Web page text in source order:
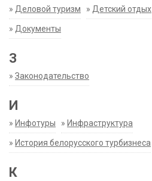
» Деловой туризм » Детский отдых
» Документы
З
» Законодательство
И
» Инфотуры » Инфраструктура
» История белорусского турбизнеса
К